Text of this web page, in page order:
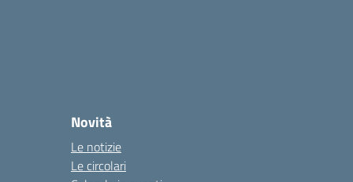
Novità
Le notizie
Le circolari